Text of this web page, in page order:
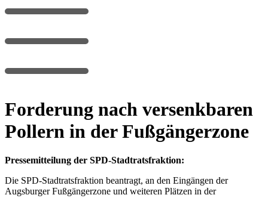
Forderung nach versenkbaren
Pollern in der Fußgängerzone
Pressemitteilung der SPD-Stadtratsfraktion:
Die SPD-Stadtratsfraktion beantragt, an den Eingängen der
Augsburger Fußgängerzone und weiteren Plätzen in der